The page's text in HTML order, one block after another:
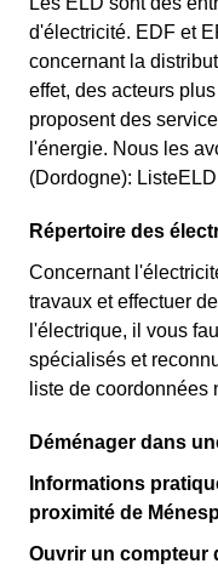
d'électricité. EDF et
concernant la
effet, des acteurs
proposent des
l'énergie. Nous les
(Dordogne):
Répertoire des
Concernant
travaux et effectuer
l'électrique, il vous
spécialisés et
liste de
Déménager dans
Informations
proximité de
Ouvrir un compteur